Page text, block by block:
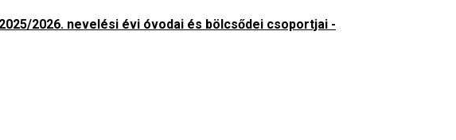
2026. nevelési évi óvodai és bölcsődei csoportjai -